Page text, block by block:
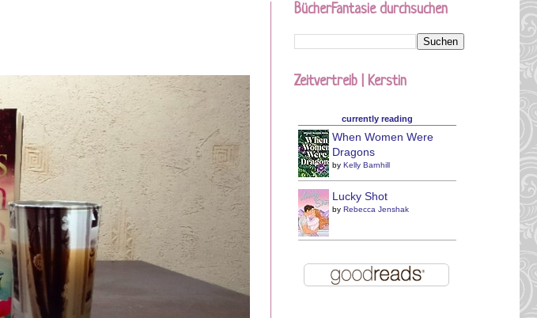
BücherFantasie durchsuchen
Zeitvertreib | Kerstin
currently reading
When Women Were
Dragons
by Kelly Barnhill
Lucky Shot
by Rebecca Jenshak